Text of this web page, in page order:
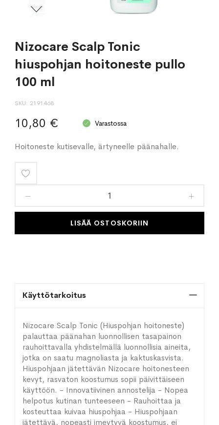
Nizocare Scalp Tonic
hiuspohjan hoitoneste pullo
100 ml
SKU 2191468
10,80 € Varastossa
Hoitoneste kutisevalle, ärtyneelle päänahalle.
toivelistaan
LISÄÄ OSTOSKORIIN
Käyttötarkoitus
Nizocare Scalp Tonic (Hiuspohjan hoitoneste)
palauttaa päänahan luonnollisen tasapainon
rauhoittavalla yhdistelmällä luonnollisia aineita,
jotka on saatu magnoliasta ja kaktuskasvista.
Hiuspohjaan jätettävän Nizocare hoitonesteen
kevyt, rasvaton koostumus sopii päivittäiseen
käyttöön. - Innovatiivinen annostelija - Nopea
helpotus kutinan tunteeseen - Rauhoittaa ja
kosteuttaa kuivaa hiuspohjaa - Hiuspohjaan
jätettävä, nopeasti imeytyvä koostumus, ei